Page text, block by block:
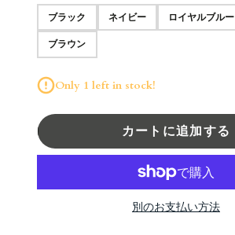
ブラック ネイビー ロイヤルブルー
ブラウン
Only 1 left in stock!
カートに追加する
別のお支払い方法